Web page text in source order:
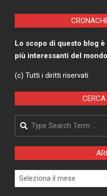
Lo scopo di questo blog
più interessanti del
(c) Tutti i diritti riservati
Search
Archivi